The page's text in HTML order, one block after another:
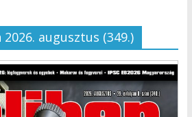
augusztus (349.)